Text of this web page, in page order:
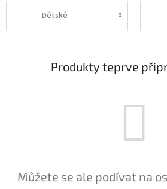
Dětské
Produkty teprve
Můžete se ale podívat na